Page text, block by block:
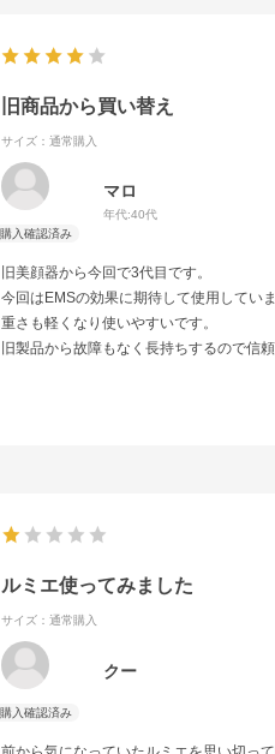
旧商品から買い替え
サイズ：通常購入
マロ
年代:40代
旧美顔器から今回で3代目です。
今回はEMSの効果に期待して使用していま
重さも軽くなり使いやすいです。
旧製品から故障もなく長持ちするので信
ルミエ使ってみました
サイズ：通常購入
クー